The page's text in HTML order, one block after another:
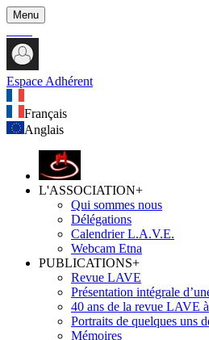
Menu
Espace Adhérent
Français
Anglais
L'ASSOCIATION+
Qui sommes nous
Délégations
Calendrier L.A.V.E.
Webcam Etna
PUBLICATIONS+
Revue LAVE
Présentation intégrale
40 ans de la revue LAVE
Portraits de quelques uns
Mémoires